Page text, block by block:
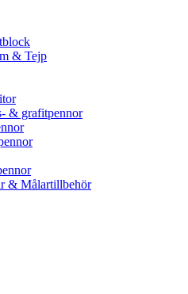
& Tejp
& grafitpennor
& Målartillbehör